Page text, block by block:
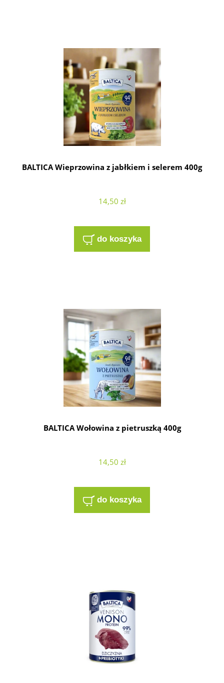
BALTICA Wieprzowina z jabłkiem i selerem 400g
14,50 zł
do koszyka
BALTICA Wołowina z pietruszką 400g
14,50 zł
do koszyka